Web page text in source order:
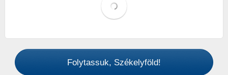
Folytassuk, Székelyföld!